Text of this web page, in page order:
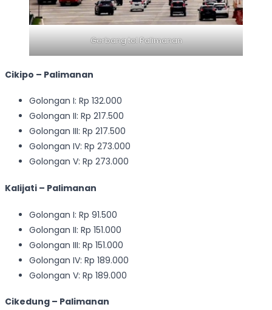
Gerbang tol Palimanan
Cikipo – Palimanan
Golongan I: Rp 132.000
Golongan II: Rp 217.500
Golongan III: Rp 217.500
Golongan IV: Rp 273.000
Golongan V: Rp 273.000
Kalijati – Palimanan
Golongan I: Rp 91.500
Golongan II: Rp 151.000
Golongan III: Rp 151.000
Golongan IV: Rp 189.000
Golongan V: Rp 189.000
Cikedung – Palimanan